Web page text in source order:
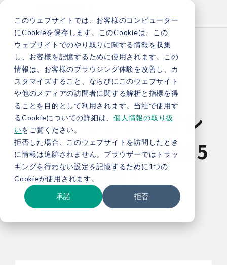
このウェブサイトでは、お客様のコンピューター
にCookieを保存します。このCookieは、この
ウェブサイトでのやり取りに関する情報を収集
し、お客様を記憶するために使用されます。この
情報は、お客様のブラウジング体験を改善し、カ
スタマイズすること、ならびにこのウェブサイト
や他のメディアの訪問者に関する解析と指標を得
ることを目的として利用されます。当社で使用す
るCookieについての詳細は、 個人情報の取り扱
いをご覧ください。
拒否した場合、このウェブサイトを訪問したとき
に情報は追跡されません。ブラウザーではトラッ
キングを行わない設定を記憶するために1つの
Cookieが使用されます。
承諾 拒否
【総研レポート】
「カーボンクライシ
ス」への備え（2025
年5月）